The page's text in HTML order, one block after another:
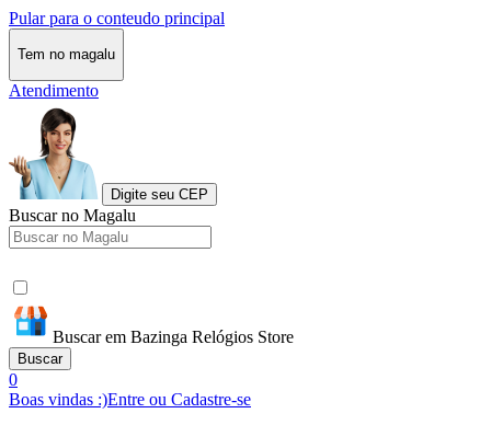
Pular para o conteudo principal
Tem no magalu
Atendimento
Digite seu CEP
Buscar no Magalu
Buscar em Bazinga Relógios Store
Buscar
0
Boas vindas :)Entre ou Cadastre-se